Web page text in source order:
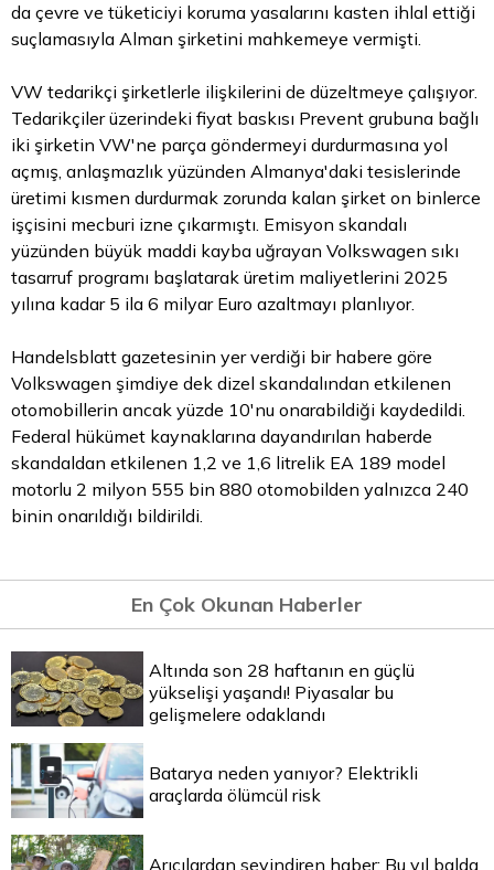
da çevre ve tüketiciyi koruma yasalarını kasten ihlal ettiği
suçlamasıyla Alman şirketini mahkemeye vermişti.
VW tedarikçi şirketlerle ilişkilerini de düzeltmeye çalışıyor.
Tedarikçiler üzerindeki fiyat baskısı Prevent grubuna bağlı
iki şirketin VW'ne parça göndermeyi durdurmasına yol
açmış, anlaşmazlık yüzünden Almanya'daki tesislerinde
üretimi kısmen durdurmak zorunda kalan şirket on binlerce
işçisini mecburi izne çıkarmıştı. Emisyon skandalı
yüzünden büyük maddi kayba uğrayan Volkswagen sıkı
tasarruf programı başlatarak üretim maliyetlerini 2025
yılına kadar 5 ila 6 milyar Euro azaltmayı planlıyor.
Handelsblatt gazetesinin yer verdiği bir habere göre
Volkswagen şimdiye dek dizel skandalından etkilenen
otomobillerin ancak yüzde 10'nu onarabildiği kaydedildi.
Federal hükümet kaynaklarına dayandırılan haberde
skandaldan etkilenen 1,2 ve 1,6 litrelik EA 189 model
motorlu 2 milyon 555 bin 880 otomobilden yalnızca 240
binin onarıldığı bildirildi.
En Çok Okunan Haberler
Altında son 28 haftanın en güçlü
yükselişi yaşandı! Piyasalar bu
gelişmelere odaklandı
Batarya neden yanıyor? Elektrikli
araçlarda ölümcül risk
Arıcılardan sevindiren haber: Bu yıl balda